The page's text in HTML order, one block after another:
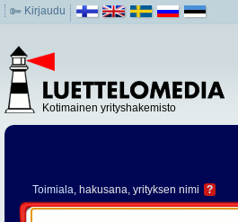
Kirjaudu
Kotimainen yrityshakemisto
Toimiala, hakusana, yrityksen nimi ?